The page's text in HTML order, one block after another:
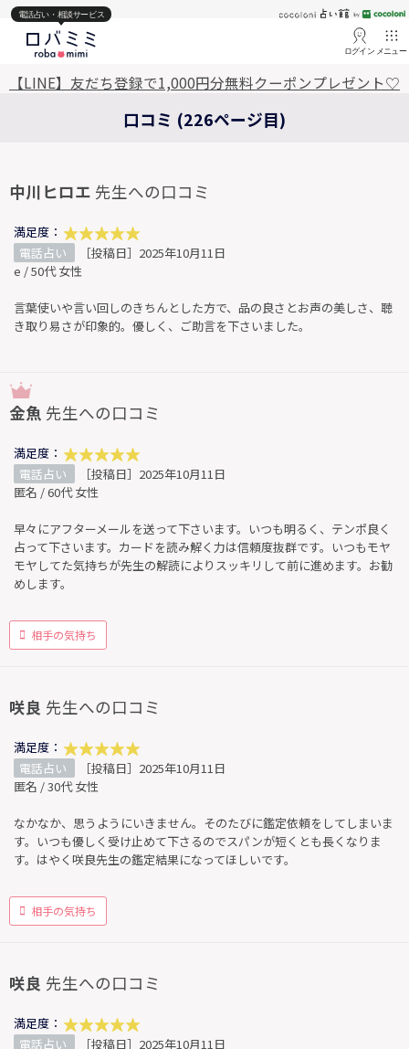
電話占い・相談サービス
ログイン メニュー
【LINE】友だち登録で1,000円分無料クーポンプレゼント♡
口コミ (226ページ目)
中川ヒロエ 先生への口コミ
満足度：
電話占い
［投稿日］2025年10月11日
e / 50代 女性
言葉使いや言い回しのきちんとした方で、品の良さとお声の美しさ、聴
き取り易さが印象的。優しく、ご助言を下さいました。
金魚 先生への口コミ
満足度：
電話占い
［投稿日］2025年10月11日
匿名 / 60代 女性
早々にアフターメールを送って下さいます。いつも明るく、テンポ良く
占って下さいます。カードを読み解く力は信頼度抜群です。いつもモヤ
モヤしてた気持ちが先生の解読によりスッキリして前に進めます。お勧
めします。
相手の気持ち
咲良 先生への口コミ
満足度：
電話占い
［投稿日］2025年10月11日
匿名 / 30代 女性
なかなか、思うようにいきません。そのたびに鑑定依頼をしてしまいま
す。いつも優しく受け止めて下さるのでスパンが短くとも長くなりま
す。はやく咲良先生の鑑定結果になってほしいです。
相手の気持ち
咲良 先生への口コミ
満足度：
電話占い
［投稿日］2025年10月11日